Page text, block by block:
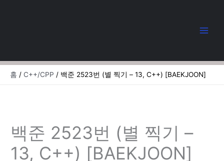
너
홈 C++/CPP 백준 2523번 (별 찍기 – 13, C++) [BAEKJOON]
백준 2523번 (별 찍기 –
13, C++) [BAEKJOON]